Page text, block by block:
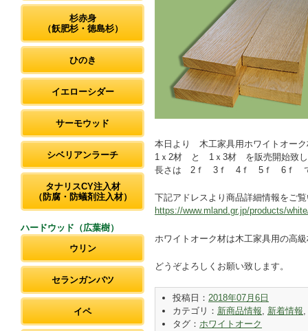
杉赤身
（飫肥杉・徳島杉）
ひのき
イエローシダー
サーモウッド
シベリアンラーチ
タナリスCY注入材
（防腐・防蟻剤注入材）
ハードウッド（広葉樹）
ウリン
セランガンバツ
イペ
本日より 木工家具用ホワイトオーク
1ｘ2材 と 1ｘ3材 を販売開始致し
長さは 2ｆ 3ｆ 4ｆ 5ｆ 6ｆ
下記アドレスより商品詳細情報をご
https://www.mland.gr.jp/products/
ホワイトオーク材は木工家具用の高
どうぞよろしくお願い致します。
投稿日： 2018年07月6日
カテゴリ： 新商品情報, 新着情報,
タグ： ホワイトオーク